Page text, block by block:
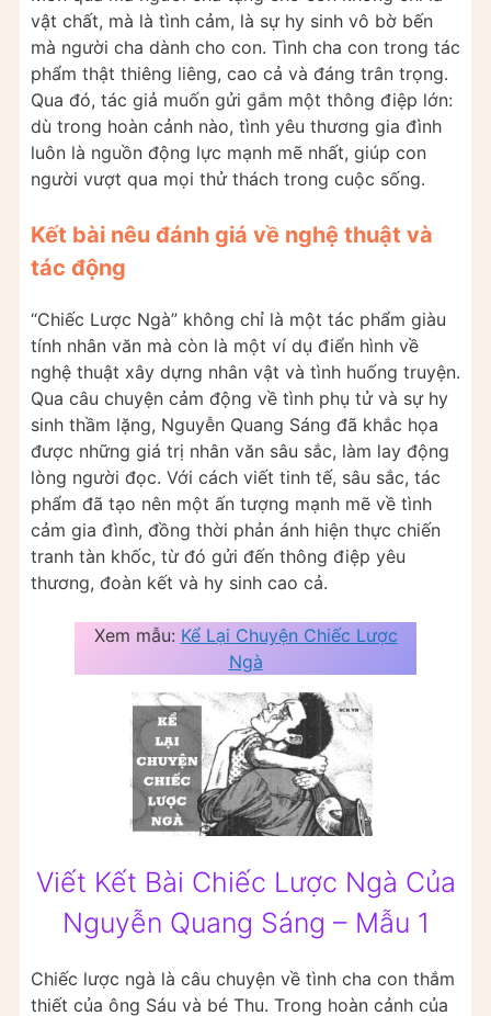
vật chất, mà là tình cảm, là sự hy sinh vô bờ bến
mà người cha dành cho con. Tình cha con trong tác
phẩm thật thiêng liêng, cao cả và đáng trân trọng.
Qua đó, tác giả muốn gửi gắm một thông điệp lớn:
dù trong hoàn cảnh nào, tình yêu thương gia đình
luôn là nguồn động lực mạnh mẽ nhất, giúp con
người vượt qua mọi thử thách trong cuộc sống.
Kết bài nêu đánh giá về nghệ thuật và
tác động
“Chiếc Lược Ngà” không chỉ là một tác phẩm giàu
tính nhân văn mà còn là một ví dụ điển hình về
nghệ thuật xây dựng nhân vật và tình huống truyện.
Qua câu chuyện cảm động về tình phụ tử và sự hy
sinh thầm lặng, Nguyễn Quang Sáng đã khắc họa
được những giá trị nhân văn sâu sắc, làm lay động
lòng người đọc. Với cách viết tinh tế, sâu sắc, tác
phẩm đã tạo nên một ấn tượng mạnh mẽ về tình
cảm gia đình, đồng thời phản ánh hiện thực chiến
tranh tàn khốc, từ đó gửi đến thông điệp yêu
thương, đoàn kết và hy sinh cao cả.
Xem mẫu: Kể Lại Chuyện Chiếc Lược
Ngà
Viết Kết Bài Chiếc Lược Ngà Của
Nguyễn Quang Sáng – Mẫu 1
Chiếc lược ngà là câu chuyện về tình cha con thắm
thiết của ông Sáu và bé Thu. Trong hoàn cảnh của